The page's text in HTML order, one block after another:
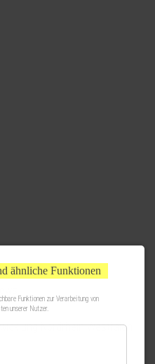
ähnliche Funktionen
Funktionen zur Verarbeitung von
unserer Nutzer.